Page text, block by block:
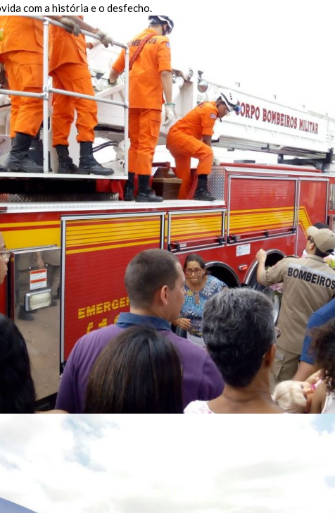
com a história e o desfecho.